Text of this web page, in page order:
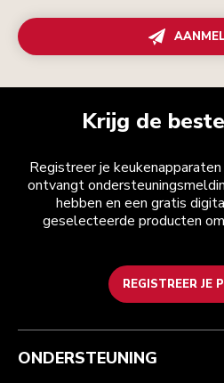
Krijg de
Registreer je
ontvangt
hebben en een gratis
geselecteerde producten
REGISTREER JE
Health check
Je bestelling volgen
Algemene voorwaarden
Retournering en terugbetaling
Het merk
Zoek een winkel
ONDERSTEUNING